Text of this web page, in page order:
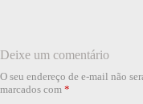
Deixe um comentário
O seu endereço de e-mail não
marcados com *